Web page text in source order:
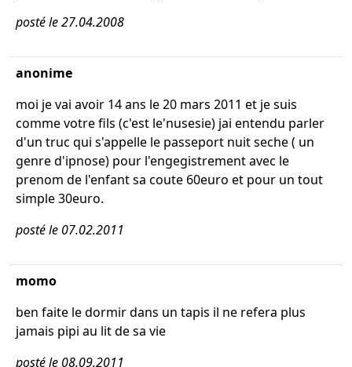
posté le 27.04.2008
anonime
moi je vai avoir 14 ans le 20 mars 2011 et je suis
comme votre fils (c'est le'nusesie) jai entendu parler
d'un truc qui s'appelle le passeport nuit seche ( un
genre d'ipnose) pour l'engegistrement avec le
prenom de l'enfant sa coute 60euro et pour un tout
simple 30euro.
posté le 07.02.2011
momo
ben faite le dormir dans un tapis il ne refera plus
jamais pipi au lit de sa vie
posté le 08.09.2011